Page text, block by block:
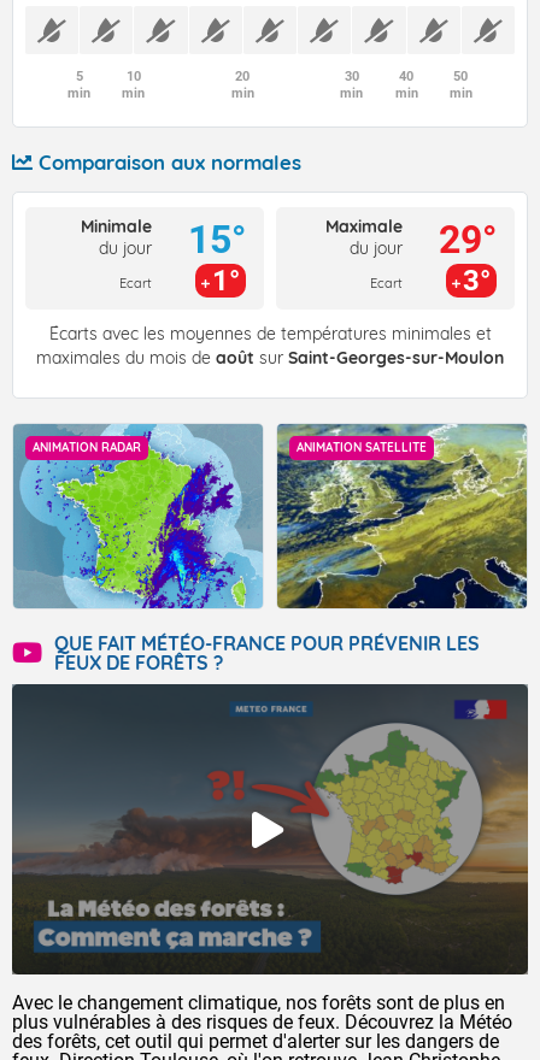
5
min
10
min
20
min
30
min
40
min
50
min
Comparaison aux normales
Minimale
du jour
Ecart
15°
1°
Maximale
du jour
Ecart
29°
3°
Écarts avec les moyennes de températures minimales et
maximales du mois de août sur Saint-Georges-sur-Moulon
ANIMATION RADAR ANIMATION SATELLITE
QUE FAIT MÉTÉO-FRANCE POUR PRÉVENIR LES
FEUX DE FORÊTS ?
Avec le changement climatique, nos forêts sont de plus en
plus vulnérables à des risques de feux. Découvrez la Météo
des forêts, cet outil qui permet d'alerter sur les dangers de